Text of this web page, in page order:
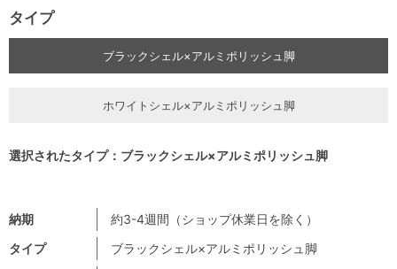
納期
約3-4週間（ショップ休業日を除く）
タイプ
ブラックシェル×アルミポリッシュ脚
タイプ
ブラックシェル×アルミポリッシュ脚
ホワイトシェル×アルミポリッシュ脚
選択されたタイプ：ブラックシェル×アルミポリッシュ脚